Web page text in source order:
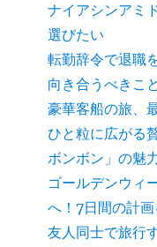
ナイアシンアミ
選びたい
転勤辞令で退職
向き合うべきこと
豪華客船の旅、
ひと粒に広がる
ボンボン」の魅
ゴールデンウィ
へ！7日間の計
友人同士で旅行